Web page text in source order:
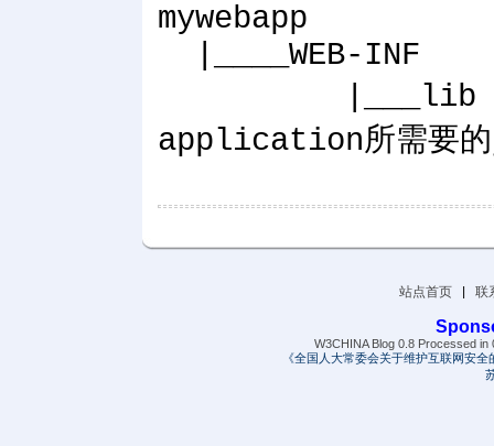
mywebapp
|____WEB-INF
|___lib
application所需要
站点首页 |联
W3CHINA Blog 0.8 Processed
《全国人大常委会关于维护互联网安全